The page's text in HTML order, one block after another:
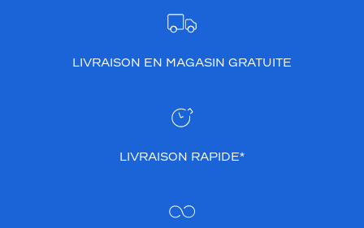
LIVRAISON EN MAGASIN GRATUITE
LIVRAISON RAPIDE*